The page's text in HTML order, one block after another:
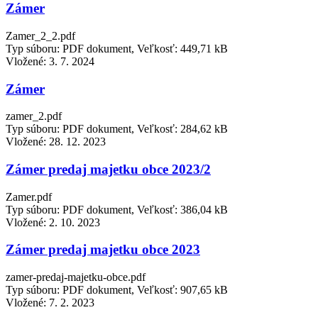
Zámer
Zamer_2_2.pdf
Typ súboru: PDF dokument, Veľkosť: 449,71 kB
Vložené: 3. 7. 2024
Zámer
zamer_2.pdf
Typ súboru: PDF dokument, Veľkosť: 284,62 kB
Vložené: 28. 12. 2023
Zámer predaj majetku obce 2023/2
Zamer.pdf
Typ súboru: PDF dokument, Veľkosť: 386,04 kB
Vložené: 2. 10. 2023
Zámer predaj majetku obce 2023
zamer-predaj-majetku-obce.pdf
Typ súboru: PDF dokument, Veľkosť: 907,65 kB
Vložené: 7. 2. 2023